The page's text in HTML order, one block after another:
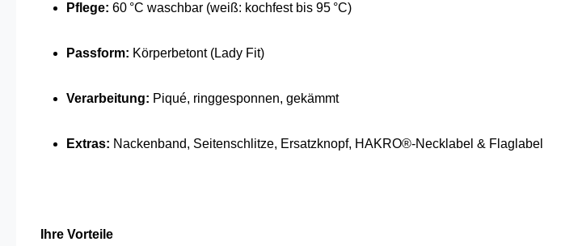
Pflege: 60 °C waschbar (weiß: kochfest bis 95 °C)
Passform: Körperbetont (Lady Fit)
Verarbeitung: Piqué, ringgesponnen, gekämmt
Extras: Nackenband, Seitenschlitze, Ersatzknopf, HAKRO®-Necklabel & Flaglabel
Ihre Vorteile